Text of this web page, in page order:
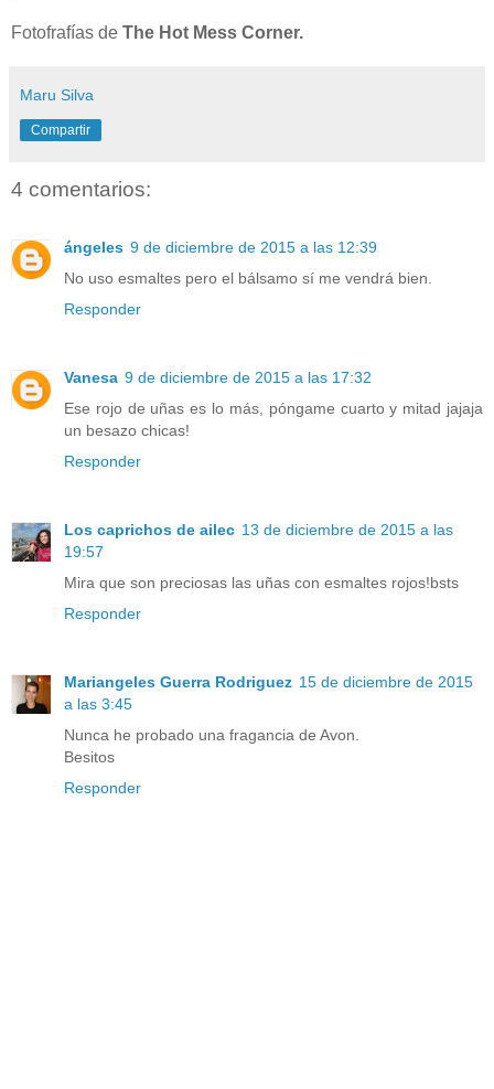
Fotofrafías de The Hot Mess Corner.
Maru Silva
Compartir
4 comentarios:
ángeles 9 de diciembre de 2015 a las 12:39
No uso esmaltes pero el bálsamo sí me vendrá bien.
Responder
Vanesa 9 de diciembre de 2015 a las 17:32
Ese rojo de uñas es lo más, póngame cuarto y mitad jajaja
un besazo chicas!
Responder
Los caprichos de ailec 13 de diciembre de 2015 a las
19:57
Mira que son preciosas las uñas con esmaltes rojos!bsts
Responder
Mariangeles Guerra Rodriguez 15 de diciembre de 2015
a las 3:45
Nunca he probado una fragancia de Avon.
Besitos
Responder